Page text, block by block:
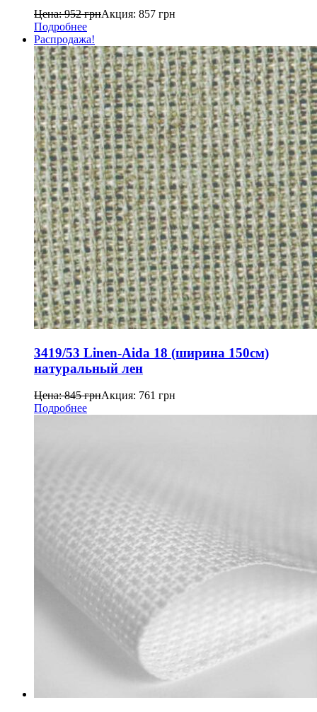
Цена:952грнАкция: 857 грн
Подробнее
Распродажа!
3419/53 Linen-Aida 18 (ширина 150см)
натуральный лен
Цена:845грнАкция: 761 грн
Подробнее